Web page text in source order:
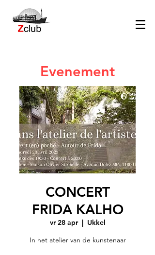
Evenement
CONCERT
FRIDA KALHO
vr 28 apr
  |
Ukkel
In het atelier van de kunstenaar